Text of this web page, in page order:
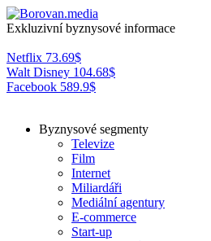
Exkluzivní byznysové informace
Netflix 73.69$
Walt Disney 104.68$
Facebook 589.9$
Byznysové segmenty
Televize
Film
Internet
Miliardáři
Mediální agentury
E-commerce
Start-up